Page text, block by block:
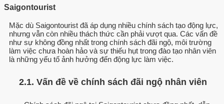
Saigontourist
Mặc dù Saigontourist đã áp dụng nhiều chính sách tạo động lực,
nhưng vẫn còn nhiều thách thức cần phải vượt qua. Các vấn đề
như sự không đồng nhất trong chính sách đãi ngộ, môi trường
làm việc chưa hoàn hảo và sự thiếu hụt trong đào tạo nhân viên
là những yếu tố ảnh hưởng đến động lực làm việc.
2.1. Vấn đề về chính sách đãi ngộ nhân viên